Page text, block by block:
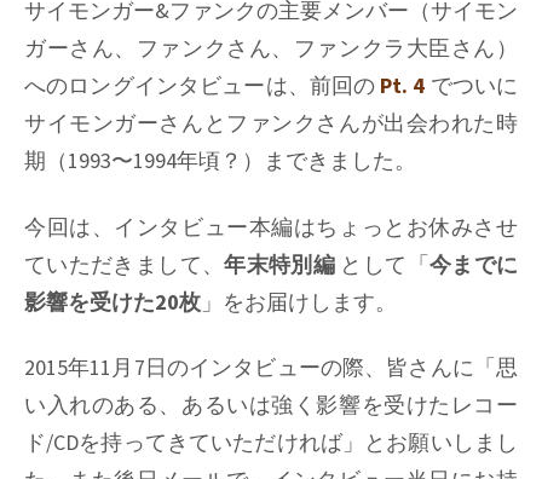
サイモンガー&ファンクの主要メンバー（サイモン
ガーさん、ファンクさん、ファンクラ大臣さん）
へのロングインタビューは、前回の Pt. 4 でついに
サイモンガーさんとファンクさんが出会われた時
期（1993〜1994年頃？）まできました。
今回は、インタビュー本編はちょっとお休みさせ
ていただきまして、年末特別編 として「今までに
影響を受けた20枚 」をお届けします。
2015年11月7日のインタビューの際、皆さんに「思
い入れのある、あるいは強く影響を受けたレコー
ド/CDを持ってきていただければ」とお願いしまし